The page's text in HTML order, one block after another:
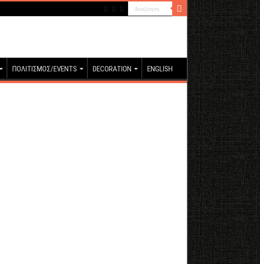
ΠΟΛΙΤΙΣΜΟΣ/EVENTS DECORATION ENGLISH